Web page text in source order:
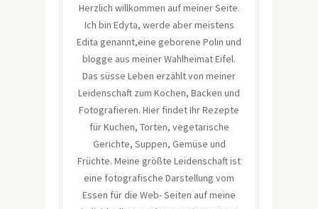
Herzlich willkommen auf meiner Seite.
Ich bin Edyta, werde aber meistens
Edita genannt,eine geborene Polin und
blogge aus meiner Wahlheimat Eifel.
Das süsse Leben erzählt von meiner
Leidenschaft zum Kochen, Backen und
Fotografieren. Hier findet Ihr Rezepte
für Kuchen, Torten, vegetarische
Gerichte, Suppen, Gemüse und
Früchte. Meine größte Leidenschaft ist
eine fotografische Darstellung vom
Essen für die Web- Seiten auf meine